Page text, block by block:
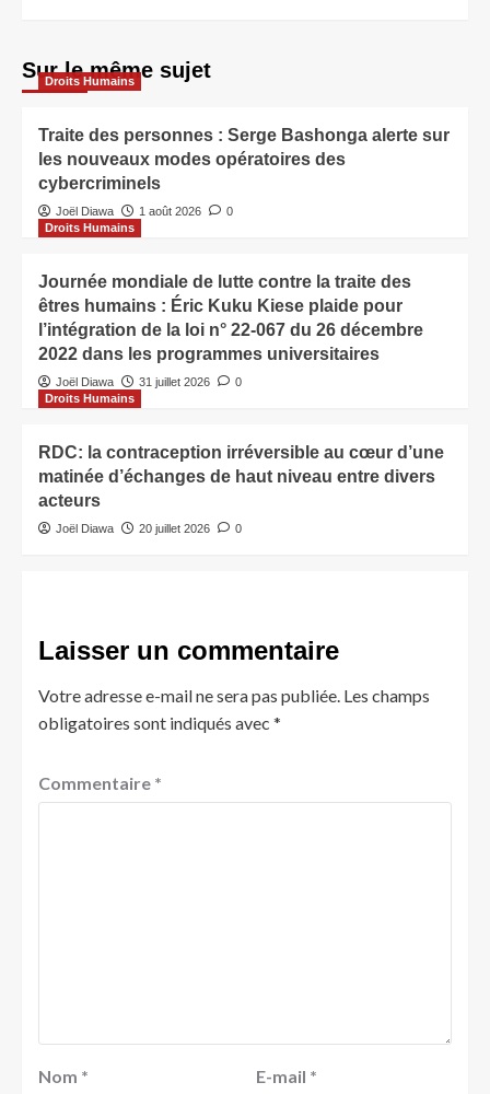
Sur le même sujet
Droits Humains
Traite des personnes : Serge Bashonga alerte sur
les nouveaux modes opératoires des
cybercriminels
Joël Diawa 1 août 2026
0
Droits Humains
Journée mondiale de lutte contre la traite des
êtres humains : Éric Kuku Kiese plaide pour
l’intégration de la loi n° 22-067 du 26 décembre
2022 dans les programmes universitaires
Joël Diawa 31 juillet 2026
0
Droits Humains
RDC: la contraception irréversible au cœur d’une
matinée d’échanges de haut niveau entre divers
acteurs
Joël Diawa 20 juillet 2026 0
Laisser un commentaire
Votre adresse e-mail ne sera pas publiée. Les champs
obligatoires sont indiqués avec *
Commentaire *
Nom * E-mail *